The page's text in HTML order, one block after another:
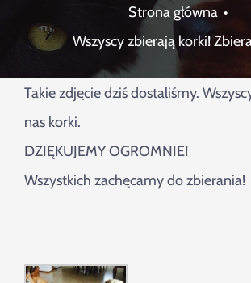
Wsparcie
Kontakt
Szukaj
Strona główna
Wszyscy zbierają korki!
Takie zdjęcie dziś dostaliśmy.
nas korki.
DZIĘKUJEMY OGROMNIE!
Wszystkich zachęcamy do zbierania!